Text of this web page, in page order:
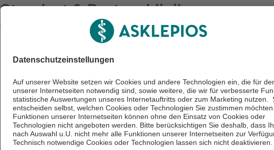
Standort & Partnerklinik
Asklepios Klinik
Alphonsstraße 14
22043 Hamburg
(0 40) 18 18 83 - 0
Zur Einrichtung